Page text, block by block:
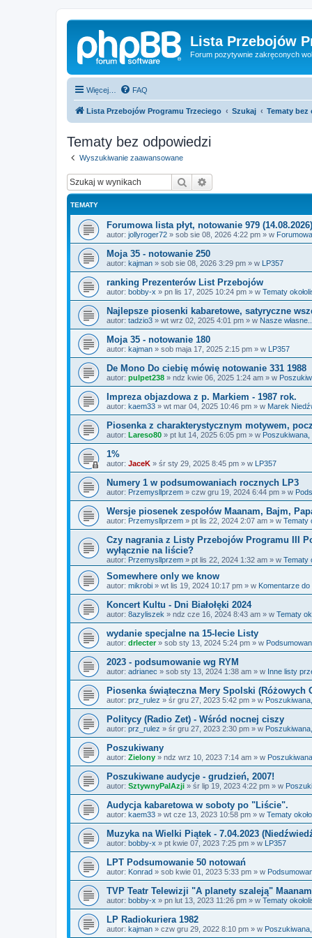
Lista Przebojów
Forum pozytywnie zakręconych
Więcej… FAQ
Lista Przebojów Programu Trzeciego Szukaj Tematy
Tematy bez odpowiedzi
Wyszukiwanie zaawansowane
Szukaj
TEMATY
Forumowa lista płyt, notowanie 979 (14.08.2026)
autor: jollyroger72 » sob sie 08, 2026 4:22 pm » w
Moja 35 - notowanie 250
autor: kajman » sob sie 08, 2026 3:29 pm » w LP357
ranking Prezenterów List Przebojów
autor: bobby-x » pn lis 17, 2025 10:24 pm » w Tematy
Najlepsze piosenki kabaretowe, satyryczne
autor: tadzio3 » wt wrz 02, 2025 4:01 pm » w Nasze
Moja 35 - notowanie 180
autor: kajman » sob maja 17, 2025 2:15 pm » w LP357
De Mono Do ciebię mówię notowanie 331 1988
autor: pulpet238 » ndz kwie 06, 2025 1:24 am » w
Impreza objazdowa z p. Markiem - 1987 rok.
autor: kaem33 » wt mar 04, 2025 10:46 pm » w Marek
Piosenka z charakterystycznym motywem,
autor: Lareso80 » pt lut 14, 2025 6:05 pm » w
1%
autor: JaceK » śr sty 29, 2025 8:45 pm » w LP357
Numery 1 w podsumowaniach rocznych LP3
autor: Przemysllprzem » czw gru 19, 2024 6:44 pm » w
Wersje piosenek zespołów Maanam, Bajm,
autor: Przemysllprzem » pt lis 22, 2024 2:07 am » w Tematy
Czy nagrania z Listy Przebojów Programu III
wyłącznie na liście?
autor: Przemysllprzem » pt lis 22, 2024 1:32 am » w Tematy
Somewhere only we know
autor: mikrobi » wt lis 19, 2024 10:17 pm » w Komentarze
Koncert Kultu - Dni Białołęki 2024
autor: 8azyliszek » ndz cze 16, 2024 8:43 am » w Tematy
wydanie specjalne na 15-lecie Listy
autor: drlecter» sob sty 13, 2024 5:24 pm » w
2023 - podsumowanie wg RYM
autor: adrianec » sob sty 13, 2024 1:38 am » w Inne listy
Piosenka świąteczna Mery Spolski (Różowych
autor: prz_rulez » śr gru 27, 2023 5:42 pm » w
Politycy (Radio Zet) - Wśród nocnej ciszy
autor: prz_rulez » śr gru 27, 2023 2:30 pm » w
Poszukiwany
autor: Zielony » ndz wrz 10, 2023 7:14 am » w
Poszukiwane audycje - grudzień, 2007!
autor: SztywnyPalAzji » śr lip 19, 2023 4:22 pm » w
Audycja kabaretowa w soboty po "Liście".
autor: kaem33 » wt cze 13, 2023 10:58 pm » w Tematy
Muzyka na Wielki Piątek - 7.04.2023
autor: bobby-x » pt kwie 07, 2023 7:25 pm » w LP357
LPT Podsumowanie 50 notowań
autor: Konrad » sob kwie 01, 2023 5:33 pm » w
TVP Teatr Telewizji "A planety szaleją" Maanam
autor: bobby-x » pn lut 13, 2023 11:26 pm » w Tematy
LP Radiokuriera 1982
autor: kajman » czw gru 29, 2022 8:10 pm » w